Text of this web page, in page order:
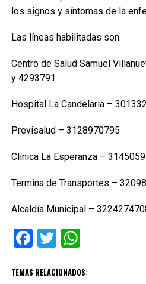
los signos y síntomas de la
Las líneas habilitadas son:
Centro de Salud Samuel
y 4293791
Hospital La Candelaria –
Previsalud – 3128970795
Clínica La Esperanza –
Termina de Transportes –
Alcaldía Municipal –
Facebook
Twitter
TEMAS RELACIONADOS: